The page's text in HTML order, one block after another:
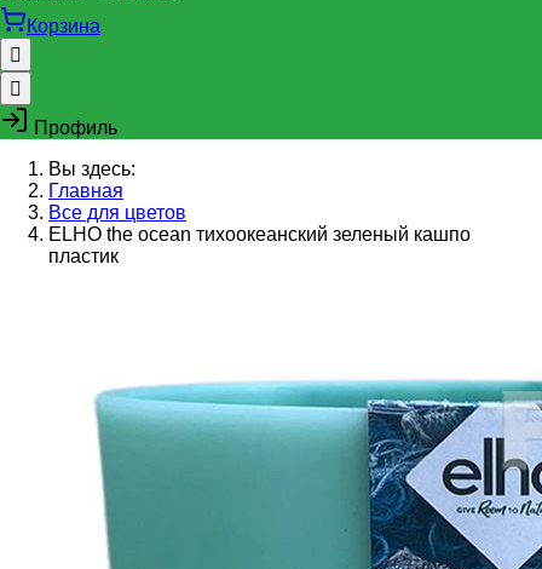
Корзина
Профиль
Вы здесь:
Главная
Все для цветов
ELHO the ocean тихоокеанский зеленый кашпо
пластик